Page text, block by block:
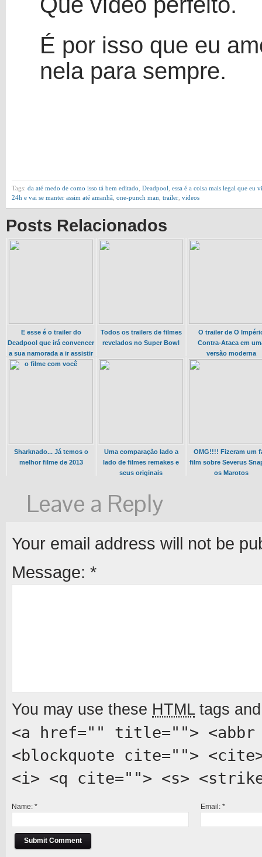
É por isso que eu
nela para sempre.
Tags: da até medo de como isso tá bem editado Deadpool essa é a coisa mais legal que eu
24h e vai se manter assim até amanhã one-punch man trailer videos
Posts Relacionados
E esse é o trailer do
Deadpool que irá convencer
a sua namorada a ir assistir
o filme com você
Todos os trailers de filmes
revelados no Super Bowl
O trailer de O
Contra-Ataca em
versão moderna
Sharknado... Já temos o
melhor filme de 2013
Uma comparação lado a
lado de filmes remakes e
seus originais
OMG!!!! Fizeram um
film sobre Severus
os Marotos
Leave a Reply
Your email address will not be
Message: *
You may use these HTMLtags
<a href="" title="">
<blockquote cite="">
<i> <q cite=""> <s>
Name: * Email:*